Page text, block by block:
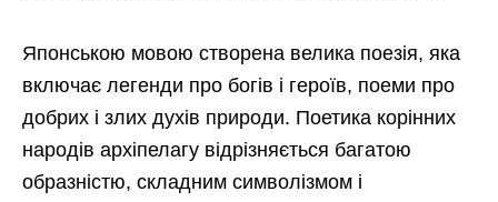
Японською мовою створена велика поезія, яка
включає легенди про богів і героїв, поеми про
добрих і злих духів природи. Поетика корінних
народів архіпелагу відрізняється багатою
образністю, складним символізмом і